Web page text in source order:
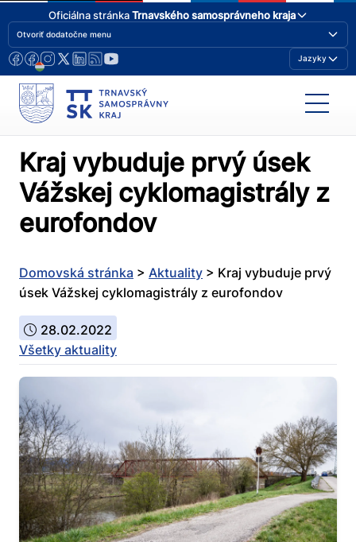
Oficiálna stránkaTrnavského samosprávneho kraja
Otvoriť dodatočne menu
Jazyky
Kraj vybuduje prvý úsek
Vážskej cyklomagistrály z
eurofondov
Domovská stránka > Aktuality > Kraj vybuduje prvý
úsek Vážskej cyklomagistrály z eurofondov
28.02.2022
Všetky aktuality